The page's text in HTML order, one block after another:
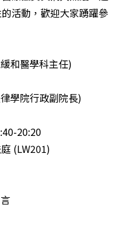
活動，歡迎大家踴躍參
和醫學科主任)
學院行政副院長)
20:20
(LW201)